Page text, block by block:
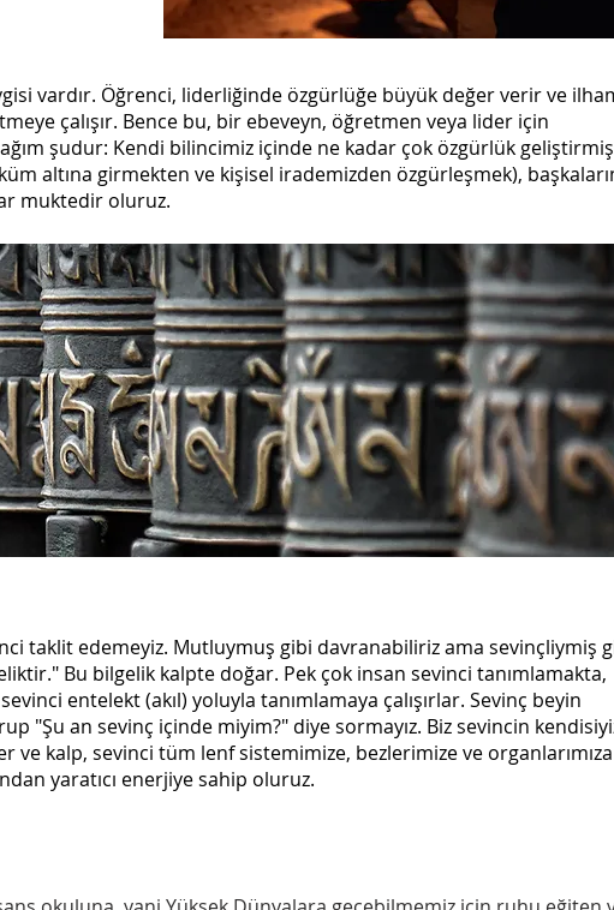
vardır. Öğrenci, liderliğinde özgürlüğe büyük değer verir ve
çalışır. Bence bu, bir ebeveyn, öğretmen veya lider için
şudur: Kendi bilincimiz içinde ne kadar çok özgürlük
altına girmekten ve kişisel irademizden özgürleşmek),
muktedir oluruz.
taklit edemeyiz. Mutluymuş gibi davranabiliriz ama sevinçliymiş
Bu bilgelik kalpte doğar. Pek çok insan sevinci tanımlamakta,
entelekt (akıl) yoluyla tanımlamaya çalışırlar. Sevinç beyin
"Şu an sevinç içinde miyim?" diye sormayız. Biz sevincin
ve kalp, sevinci tüm lenf sistemimize, bezlerimize ve organlarımıza
yaratıcı enerjiye sahip oluruz.